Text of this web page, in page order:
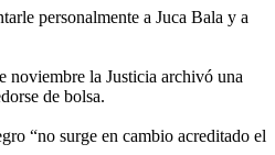
personalmente a Juca Bala y a
noviembre la Justicia archivó una
de bolsa.
“no surge en cambio acreditado el